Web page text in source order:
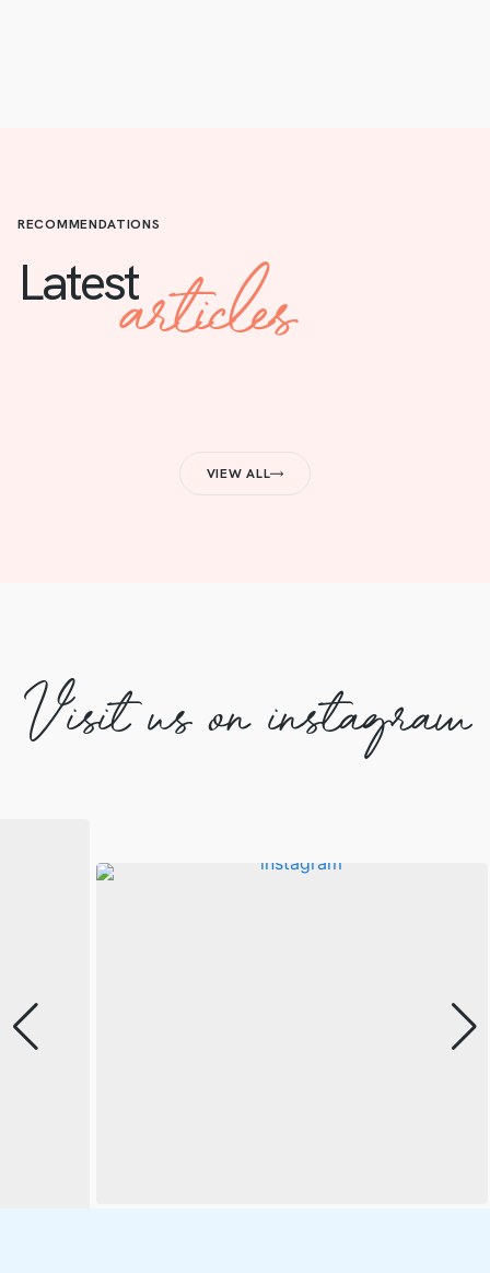
RECOMMENDATIONS
Latestarticles
VIEW ALL
Visit us on instagram